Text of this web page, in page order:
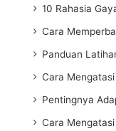
10 Rahasia
Cara
Panduan
Cara Mengatasi
Pentingnya
Cara